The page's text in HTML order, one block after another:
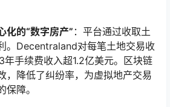
化的“数字房产” ：平台通过收取土
。Decentraland对每笔土地交易收
手续费收入超1.2亿美元。区块链
，降低了纠纷率，为虚拟地产交易
障。